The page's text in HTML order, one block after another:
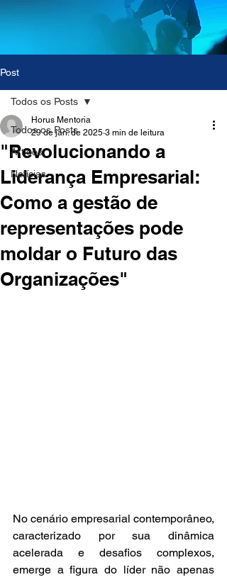
Post
Todos os Posts
Artigos
Notícias
Todos os Posts
"Revolucionando a
Liderança Empresarial:
Como a gestão de
representações pode
moldar o Futuro das
Organizações"
Horus Mentoria
29 de jan. de 2025 3 min de leitura
No cenário empresarial contemporâneo,
caracterizado por sua dinâmica
acelerada e desafios complexos,
emerge a figura do líder não apenas